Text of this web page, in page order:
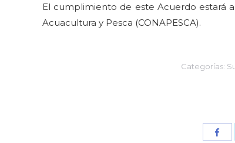
El cumplimiento de este Acuerdo estará
Acuacultura y Pesca (CONAPESCA).
Categorías: